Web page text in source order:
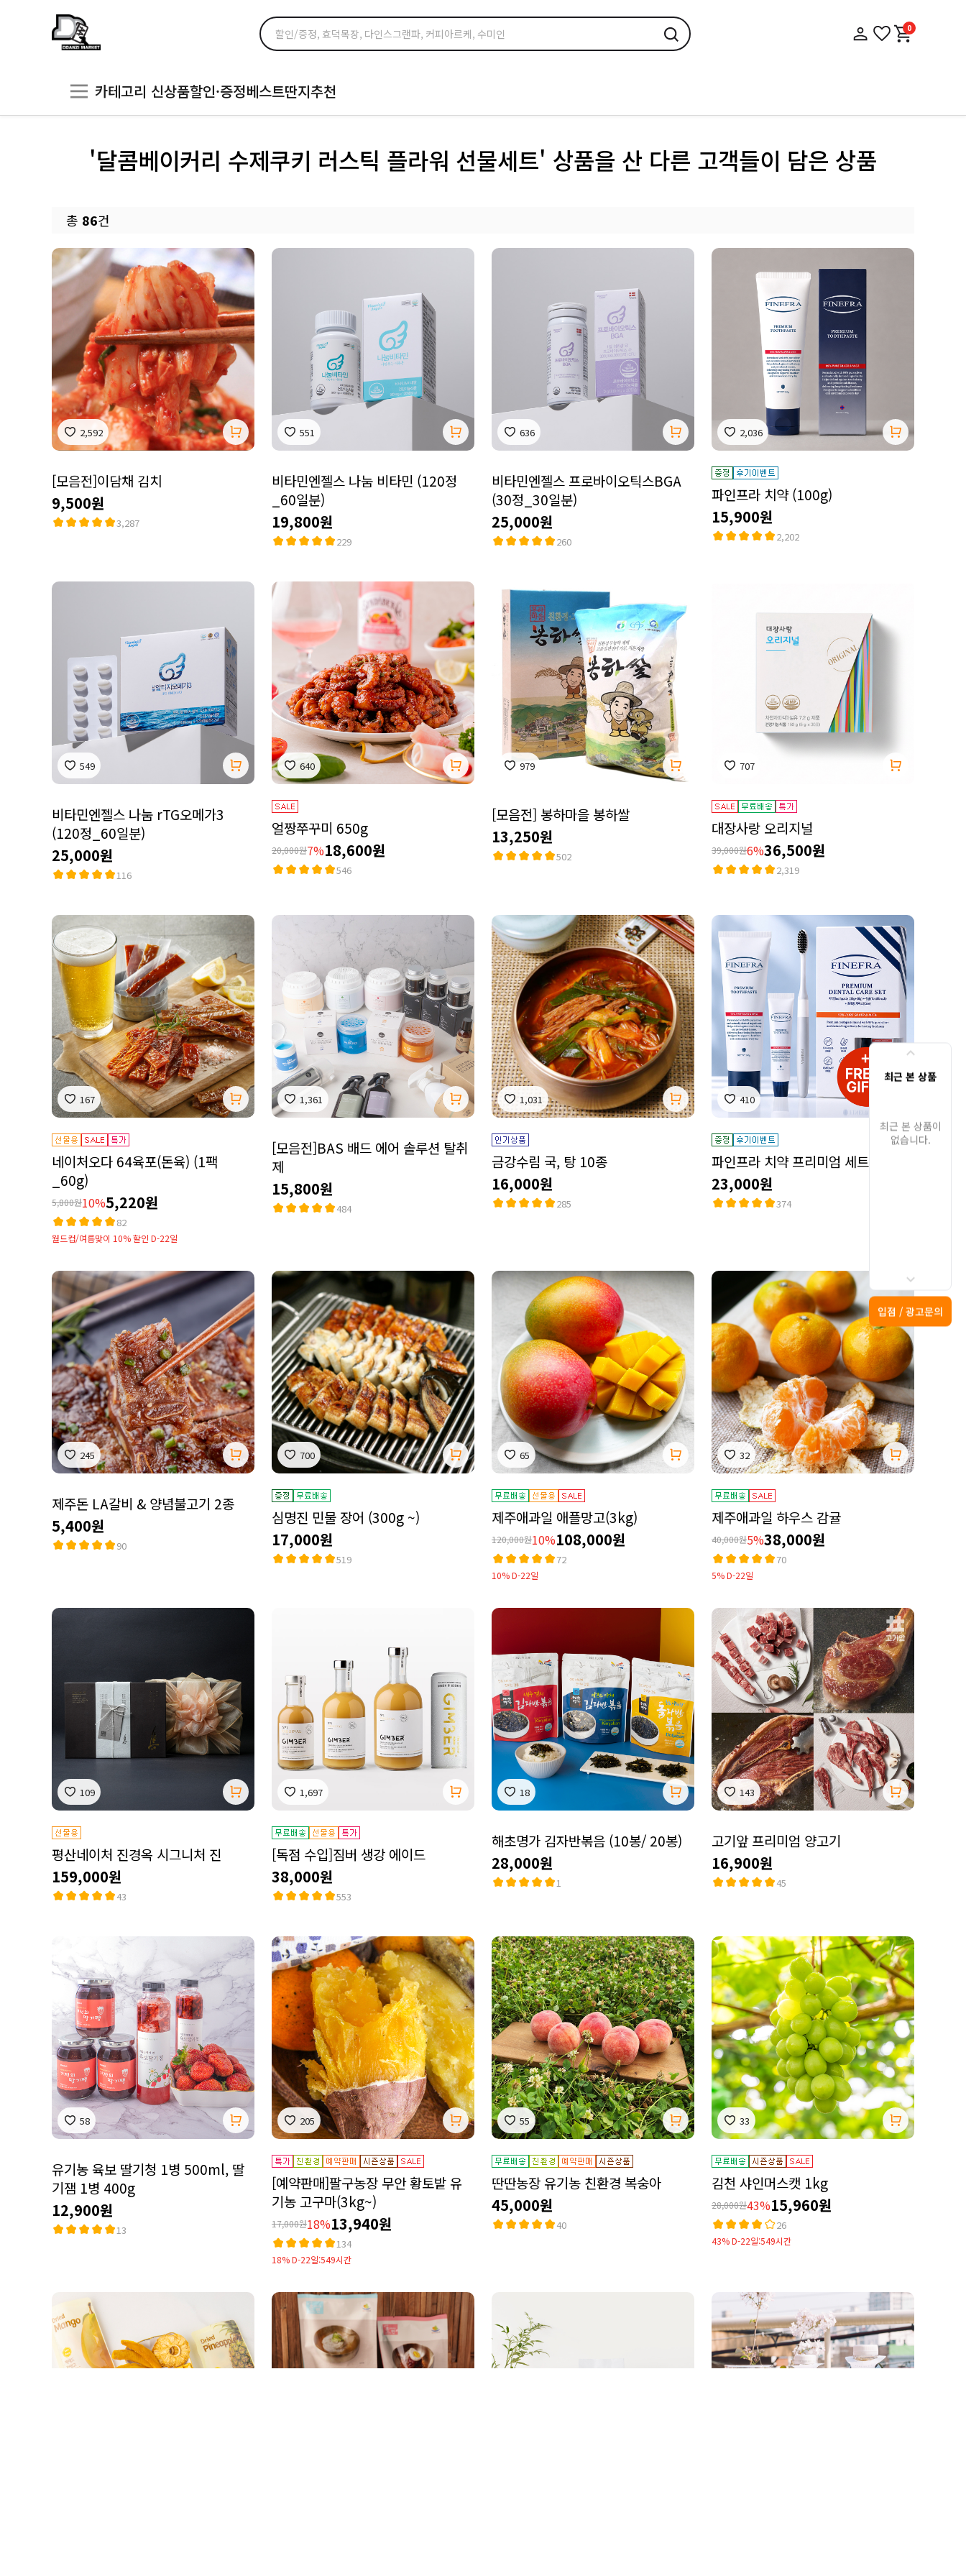
0
카테고리 신상품할인·증정베스트딴지추천
'달콤베이커리 수제쿠키 러스틱 플라워 선물세트' 상품을 산 다른 고객들이 담은 상품
총 86건
2,592
[모음전]이담채 김치
9,500원
3,287
551
비타민엔젤스 나눔 비타민 (120정
_60일분)
19,800원
229
636
비타민엔젤스 프로바이오틱스BGA
(30정_30일분)
25,000원
260
2,036
파인프라 치약 (100g)
15,900원
2,202
549
비타민엔젤스 나눔 rTG오메가3
(120정_60일분)
25,000원
116
640
얼짱쭈꾸미 650g
20,000원7%18,600원
546
979
[모음전] 봉하마을 봉하쌀
13,250원
502
707
대장사랑 오리지널
39,000원6%36,500원
2,319
167
네이처오다 64육포(돈육) (1팩
_60g)
5,800원10%5,220원
82
월드컵/여름맞이 10% 할인 D-22일
1,361
[모음전]BAS 배드 에어 솔루션 탈취
제
15,800원
484
1,031
금강수림 국, 탕 10종
16,000원
285
410
파인프라 치약 프리미엄 세트
23,000원
374
245
제주돈 LA갈비 & 양념불고기 2종
5,400원
90
700
심명진 민물 장어 (300g ~)
17,000원
519
65
제주애과일 애플망고(3kg)
120,000원10%108,000원
72
10% D-22일
32
제주애과일 하우스 감귤
40,000원5%38,000원
70
5% D-22일
109
평산네이처 진경옥 시그니처 진
159,000원
43
1,697
[독점 수입]짐버 생강 에이드
38,000원
553
18
해초명가 김자반볶음 (10봉/ 20봉)
28,000원
1
143
고기앞 프리미엄 양고기
16,900원
45
58
유기농 육보 딸기청 1병 500ml, 딸
기잼 1병 400g
12,900원
13
205
[예약판매]팔구농장 무안 황토밭 유
기농 고구마(3kg~)
17,000원18%13,940원
134
18% D-22일:549시간
55
딴딴농장 유기농 친환경 복숭아
45,000원
40
33
김천 샤인머스캣 1kg
28,000원43%15,960원
26
43% D-22일:549시간
최근 본 상품
최근 본 상품이
없습니다.
입점 / 광고문의